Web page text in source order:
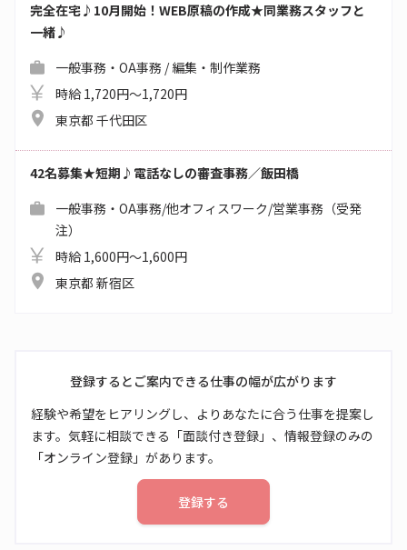
完全在宅♪10月開始！WEB原稿の作成★同業務スタッフと
一緒♪
一般事務・OA事務 / 編集・制作業務
時給 1,720円～1,720円
東京都 千代田区
42名募集★短期♪電話なしの審査事務／飯田橋
一般事務・OA事務/他オフィスワーク/営業事務（受発
注）
時給 1,600円～1,600円
東京都 新宿区
登録するとご案内できる仕事の幅が広がります
経験や希望をヒアリングし、よりあなたに合う仕事を提案し
ます。気軽に相談できる「面談付き登録」、情報登録のみの
「オンライン登録」があります。
登録する